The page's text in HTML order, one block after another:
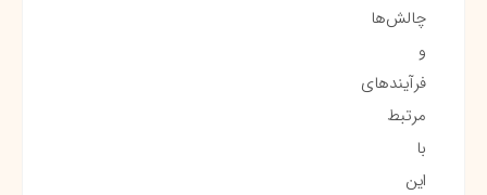
چالش‌ها
و
فرآیندهای
مرتبط
با
این